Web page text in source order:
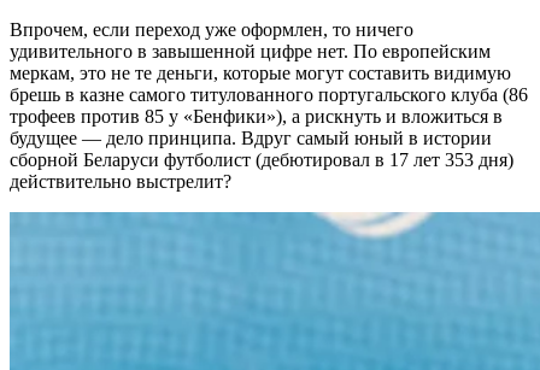
Впрочем, если переход уже оформлен, то ничего
удивительного в завышенной цифре нет. По европейским
меркам, это не те деньги, которые могут составить видимую
брешь в казне самого титулованного португальского клуба (86
трофеев против 85 у «Бенфики»), а рискнуть и вложиться в
будущее — дело принципа. Вдруг самый юный в истории
сборной Беларуси футболист (дебютировал в 17 лет 353 дня)
действительно выстрелит?